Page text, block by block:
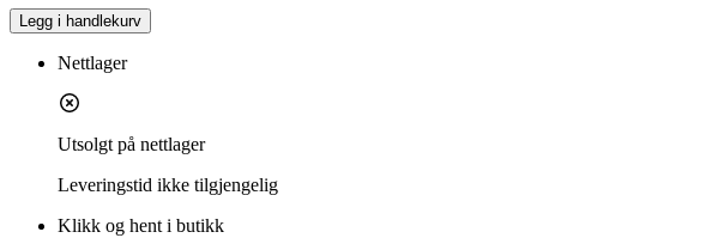
Legg i handlekurv
Nettlager
Utsolgt på nettlager
Leveringstid ikke tilgjengelig
Klikk og hent i butikk